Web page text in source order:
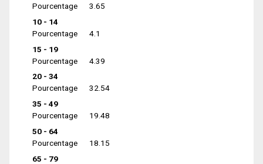
Pourcentage
3.65
10 - 14
Pourcentage
4.1
15 - 19
Pourcentage
4.39
20 - 34
Pourcentage
32.54
35 - 49
Pourcentage
19.48
50 - 64
Pourcentage
18.15
65 - 79